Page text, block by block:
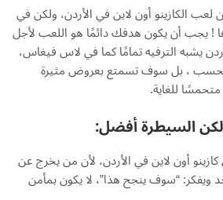
الكازينو أون لاين في الأردن، ولكن في
! يجب أن يكون هدفك دائمًا هو اللعب لأجل
يشبه الترفيه تمامًا كما في لاس فيغاس،
، بل سوف تسمتع بعروض مثيرة
للغاية.
السيطرة أفضل:
أون لاين في الأردن، لأن من يخرج عن
ويفكر: “سوف ينجح هذا”، لا يكون بمأمن